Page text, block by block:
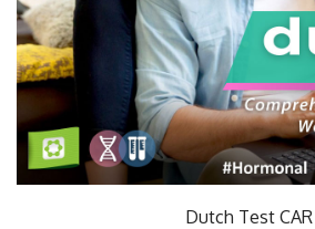
Dutch Test CAR